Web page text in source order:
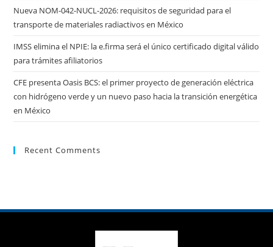
Nueva NOM-042-NUCL-2026: requisitos de seguridad para el
transporte de materiales radiactivos en México
IMSS elimina el NPIE: la e.firma será el único certificado digital válido
para trámites afiliatorios
CFE presenta Oasis BCS: el primer proyecto de generación eléctrica
con hidrógeno verde y un nuevo paso hacia la transición energética
en México
Recent Comments